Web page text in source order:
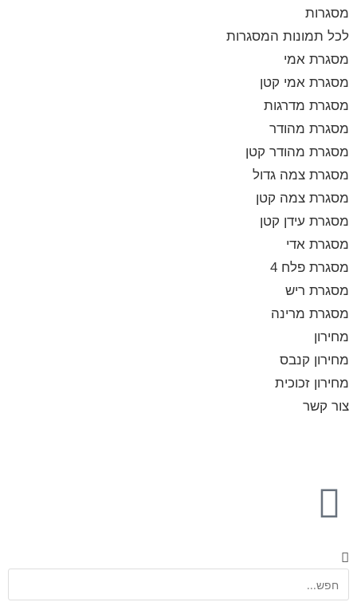
מסגרות
לכל תמונות המסגרות
מסגרת אמי
מסגרת אמי קטן
מסגרת מדרגות
מסגרת מהודר
מסגרת מהודר קטן
מסגרת צמה גדול
מסגרת צמה קטן
מסגרת עידן קטן
מסגרת אדי
מסגרת פלח 4
מסגרת ריש
מסגרת מרינה
מחירון
מחירון קנבס
מחירון זכוכית
צור קשר